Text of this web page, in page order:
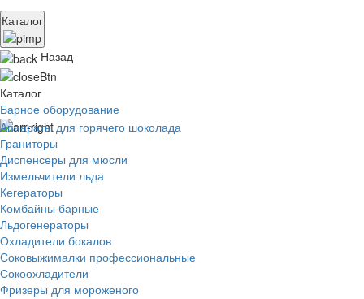
Каталог
Назад
Каталог
Барное оборудование
Аппараты для горячего шоколада
Граниторы
Диспенсеры для мюсли
Измельчители льда
Кегераторы
Комбайны барные
Льдогенераторы
Охладители бокалов
Соковыжималки профессиональные
Сокоохладители
Фризеры для мороженого